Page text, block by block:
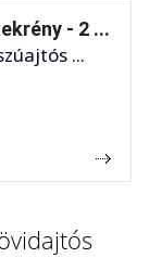
- 2 ...
...